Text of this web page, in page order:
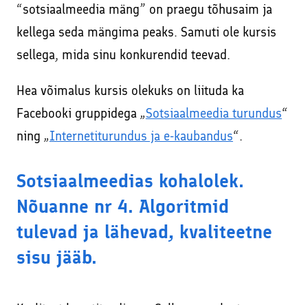
“sotsiaalmeedia mäng” on praegu tõhusaim ja
kellega seda mängima peaks. Samuti ole kursis
sellega, mida sinu konkurendid teevad.
Hea võimalus kursis olekuks on liituda ka
Facebooki gruppidega „Sotsiaalmeedia turundus“
ning „Internetiturundus ja e-kaubandus“.
Sotsiaalmeedias kohalolek.
Nõuanne nr 4. Algoritmid
tulevad ja lähevad, kvaliteetne
sisu jääb.